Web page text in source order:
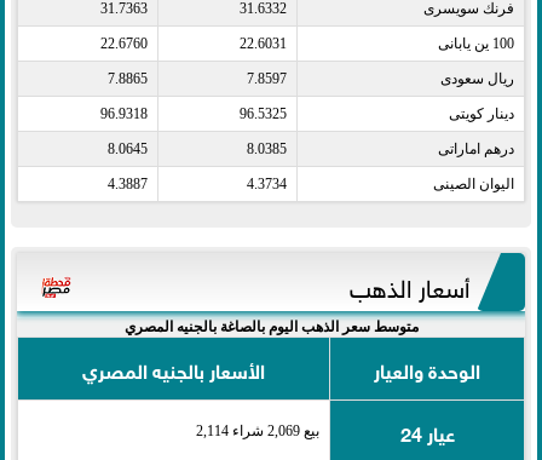
فرنك سويسرى​ 31.6332
31.7363
100 ين يابانى​ 22.6031
22.6760
ريال سعودى​ 7.8597
7.8865
دينار كويتى​ 96.5325
96.9318
درهم اماراتى​ 8.0385
8.0645
اليوان الصينى​ 4.3734
4.3887
أسعار الذهب
متوسط سعر الذهب اليوم بالصاغة بالجنيه المصري
الوحدة والعيار
الأسعار بالجنيه المصري
عيار 24
بيع 2,069 شراء 2,114